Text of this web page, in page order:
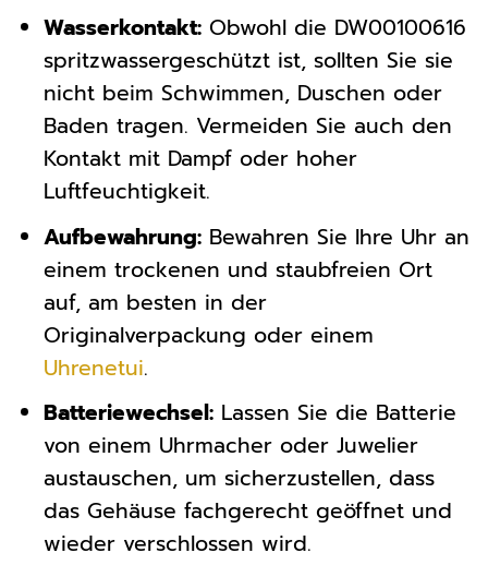
Wasserkontakt:Obwohl die DW00100616
spritzwassergeschützt ist, sollten Sie sie
nicht beim Schwimmen, Duschen oder
Baden tragen. Vermeiden Sie auch den
Kontakt mit Dampf oder hoher
Luftfeuchtigkeit.
Aufbewahrung:Bewahren Sie Ihre Uhr an
einem trockenen und staubfreien Ort
auf, am besten in der
Originalverpackung oder einem
Uhrenetui.
Batteriewechsel:Lassen Sie die Batterie
von einem Uhrmacher oder Juwelier
austauschen, um sicherzustellen, dass
das Gehäuse fachgerecht geöffnet und
wieder verschlossen wird.